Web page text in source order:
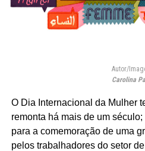
Autor/
Carolina
O Dia Internacional da Mulher
remonta há mais de um
para a comemoração de uma
pelos trabalhadores do setor